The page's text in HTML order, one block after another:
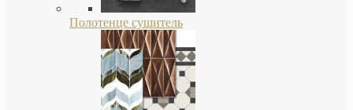
Полотенце сушитель